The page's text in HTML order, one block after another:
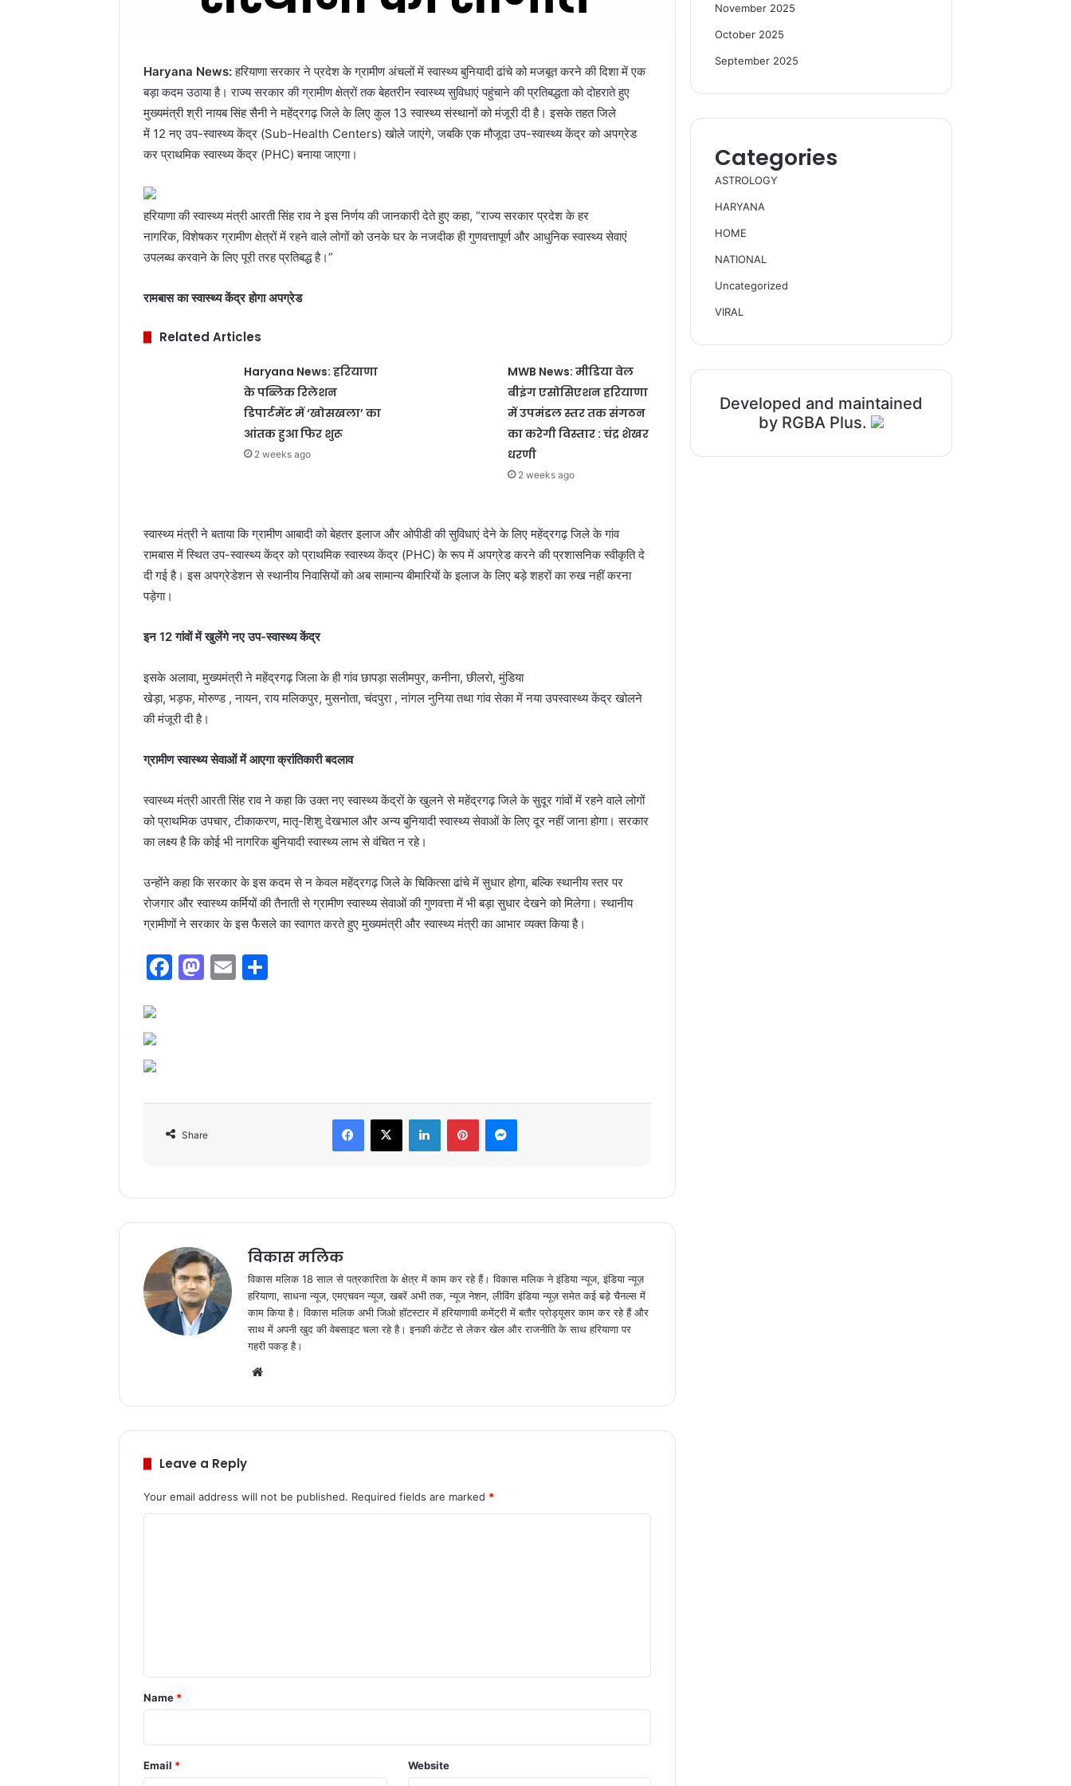
Haryana News:हरियाणा सरकार ने प्रदेश के ग्रामीण अंचलों में स्वास्थ्य बुनियादी ढांचे को मजबूत करने की दिशा में एक
बड़ा कदम उठाया है। राज्य सरकार की ग्रामीण क्षेत्रों तकबेहतरीनस्वास्थ्य सुविधाएं पहुंचाने की प्रतिबद्धता को दोहराते हुए
मुख्यमंत्री श्री नायब सिंह सैनी ने महेंद्रगढ़ जिले के लिए कुल 13 स्वास्थ्य संस्थानों को मंजूरी दी है। इसके तहत जिले
में 12 नए उप-स्वास्थ्य केंद्र (Sub-Health Centers) खोले जाएंगे, जबकि एक मौजूदा उप-स्वास्थ्य केंद्र को अपग्रेड
कर प्राथमिक स्वास्थ्य केंद्र (PHC) बनाया जाएगा।
हरियाणा की स्वास्थ्य मंत्री आरती सिंह राव ने इस निर्णय की जानकारी देते हुए कहा, “राज्य सरकार प्रदेश के हर
नागरिक, विशेषकर ग्रामीण क्षेत्रों में रहने वाले लोगों को उनके घर के नजदीक ही गुणवत्तापूर्ण और आधुनिक स्वास्थ्य सेवाएं
उपलब्ध करवाने के लिए पूरी तरहप्रतिबद्धहै।”
रामबास का स्वास्थ्य केंद्र होगा अपग्रेड
Related Articles
Haryana News: हरियाणा
के पब्लिक रिलेशन
डिपार्टमेंट में ‘खोसखला’ का
आंतक हुआ फिर शुरू
2 weeks ago
MWB News: मीडिया वेल
बीइंग एसोसिएशन हरियाणा
में उपमंडल स्तर तक संगठन
का करेगी विस्तार : चंद्र शेखर
धरणी
2 weeks ago
स्वास्थ्य मंत्री ने बताया कि ग्रामीण आबादी को बेहतर इलाज और ओपीडी की सुविधाएं देने के लिए महेंद्रगढ़ जिले के गांव
रामबास में स्थित उप-स्वास्थ्य केंद्र को प्राथमिक स्वास्थ्य केंद्र (PHC) के रूप में अपग्रेड करने की प्रशासनिक स्वीकृति दे
दी गई है। इस अपग्रेडेशन से स्थानीय निवासियों को अब सामान्य बीमारियों के इलाज के लिए बड़े शहरों का रुख नहीं करना
पड़ेगा।
इन12 गांवों में खुलेंगे नए उप-स्वास्थ्य केंद्र
इसके अलावा, मुख्यमंत्री ने महेंद्रगढ़ जिला के ही गांव छापड़ा सलीमपुर, कनीना, छीलरो, मुंडिया
खेड़ा, भड़फ, मोरुण्ड , नायन, राय मलिकपुर, मुसनोता, चंदपुरा , नांगल नुनिया तथा गांव सेका में नया उपस्वास्थ्य केंद्र खोलने
की मंजूरी दी है।
ग्रामीण स्वास्थ्य सेवाओं में आएगा क्रांतिकारी बदलाव
स्वास्थ्य मंत्री आरती सिंह राव ने कहा कि उक्त नए स्वास्थ्य केंद्रों के खुलने से महेंद्रगढ़ जिले के सुदूर गांवों में रहने वाले लोगों
को प्राथमिक उपचार, टीकाकरण, मातृ-शिशु देखभाल और अन्य बुनियादी स्वास्थ्य सेवाओं के लिए दूर नहीं जाना होगा। सरकार
का लक्ष्य है कि कोई भी नागरिक बुनियादी स्वास्थ्य लाभ से वंचित न रहे।
उन्होंने कहा कि सरकार के इस कदम से न केवल महेंद्रगढ़ जिले के चिकित्सा ढांचे में सुधार होगा, बल्कि स्थानीय स्तर पर
रोजगार और स्वास्थ्य कर्मियों की तैनाती से ग्रामीण स्वास्थ्य सेवाओं की गुणवत्ता में भी बड़ा सुधार देखने को मिलेगा। स्थानीय
ग्रामीणों ने सरकार के इस फैसले का स्वागत करते हुए मुख्यमंत्री और स्वास्थ्य मंत्री का आभार व्यक्त किया है।
F
o
k
M
o
E
Share
Facebook X LinkedIn Pinterest Messenger
विकास मलिक
विकास मलिक 18 साल से पत्रकारिता के क्षेत्र में काम कर रहे हैं। विकास मलिक ने इंडिया न्यूज, इंडिया न्यूज़
हरियाणा, साधना न्यूज, एमएचवन न्यूज, खबरें अभी तक, न्यूज नेशन, लीविंग इंडिया न्यूज़ समेत कई बड़े चैनल्स में
काम किया है। विकास मलिक अभी जिओ हॉटस्टार में हरियाणावी कमेंट्री में बतौर प्रोड्यूसर काम कर रहे हैं और
साथ में अपनी खुद की वेबसाइट चला रहे है। इनकी कंटेंट से लेकर खेल और राजनीति के साथ हरियाणा पर
गहरी पकड़ है।
te
Leave a Reply
Your email address will not be published. Required fields are marked *
*
Name *
Email * Website
November 2025
October 2025
September 2025
Categories
ASTROLOGY
HARYANA
HOME
NATIONAL
Uncategorized
VIRAL
Developed and maintained
by RGBA Plus.